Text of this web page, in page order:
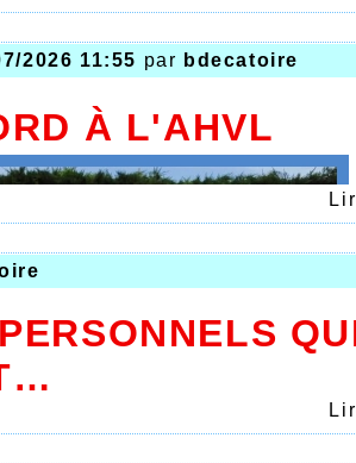
2026 11:55 par bdecatoire
À L'AHVL